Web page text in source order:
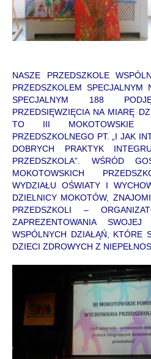
NASZE PRZEDSZKOLE
PRZEDSZKOLEM
SPECJALNYM 188
PRZEDSIĘWZIĘCIA NA MIARĘ
TO III MOKOTOWSKIE
PRZEDSZKOLNEGO PT. „I JAK
DOBRYCH PRAKTYK
PRZEDSZKOLA”. WŚRÓD
MOKOTOWSKICH
WYDZIAŁU OŚWIATY I
DZIELNICY MOKOTÓW,
PRZEDSZKOLI –
ZAPREZENTOWANIA
WSPÓLNYCH DZIAŁĄŃ, KTÓRE
DZIECI ZDROWYCH Z